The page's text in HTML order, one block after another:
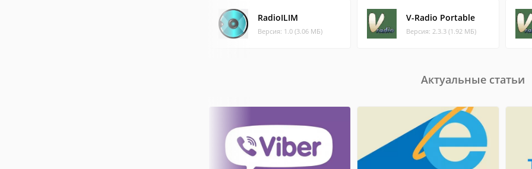
RadioILIM
Версия: 1.0 (3.06 МБ)
V-Radio Portable
Версия: 2.3.3 (1.92 МБ)
Актуальные статьи